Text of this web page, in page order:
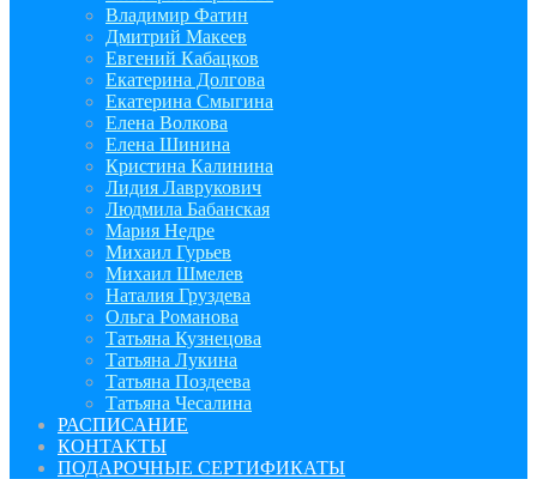
Владимир Фатин
Дмитрий Макеев
Евгений Кабацков
Екатерина Долгова
Екатерина Смыгина
Елена Волкова
Елена Шинина
Кристина Калинина
Лидия Лаврукович
Людмила Бабанская
Мария Недре
Михаил Гурьев
Михаил Шмелев
Наталия Груздева
Ольга Романова
Татьяна Кузнецова
Татьяна Лукина
Татьяна Поздеева
Татьяна Чесалина
РАСПИСАНИЕ
КОНТАКТЫ
ПОДАРОЧНЫЕ СЕРТИФИКАТЫ